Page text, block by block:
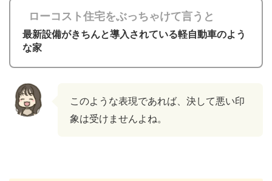
ローコスト住宅をぶっちゃけて言うと
最新設備がきちんと導入されている軽自動車のよう
な家
このような表現であれば、決して悪い印
象は受けませんよね。